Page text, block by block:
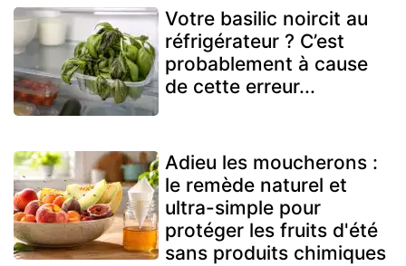
Votre basilic noircit au
réfrigérateur ? C’est
probablement à cause
de cette erreur...
Adieu les moucherons :
le remède naturel et
ultra-simple pour
protéger les fruits d'été
sans produits chimiques